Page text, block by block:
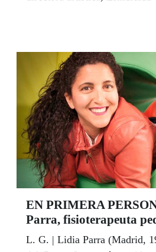
mayo, el cupón de la ONCE
España la imagen de esta ya
por la integración a través de
EN PRIMERA
Parra, fisioterapeuta
L. G. | Lidia Parra (Madrid,